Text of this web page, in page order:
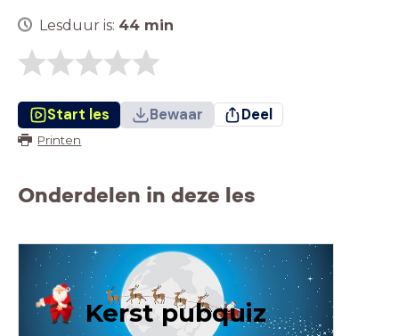
Lesduur is: 44 min
Start les Bewaar Deel
Printen
Onderdelen in deze les
Kerst pubquiz